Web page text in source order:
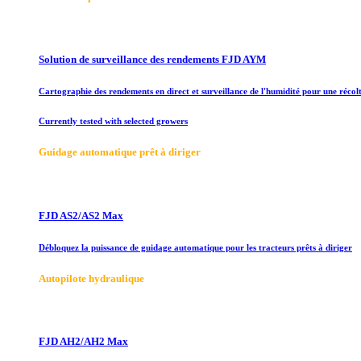
Solution de surveillance des rendements FJD AYM
Cartographie des rendements en direct et surveillance de l'humidité pour une
Currently tested with selected growers
Guidage automatique prêt à diriger
FJD AS2/AS2 Max
Débloquez la puissance de guidage automatique pour les tracteurs prêts à diriger
Autopilote hydraulique
FJD AH2/AH2 Max